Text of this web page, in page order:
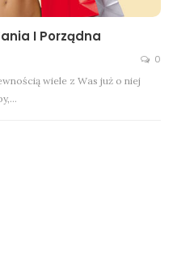
I Porządna
0
wiele z Was już o niej